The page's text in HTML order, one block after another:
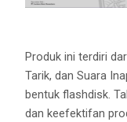
Produk ini terdiri
Tarik, dan Suara
bentuk flashdisk.
dan keefektifan